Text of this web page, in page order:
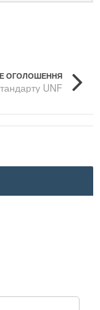
ОГОЛОШЕННЯ
UNF